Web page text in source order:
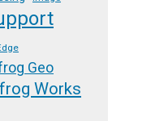
Geo
Works